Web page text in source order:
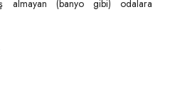
almayan (banyo gibi) odalara